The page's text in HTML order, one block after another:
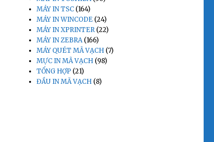
MÁY IN TSC (164)
MÁY IN WINCODE (24)
MÁY IN XPRINTER(22)
MÁY IN ZEBRA(166)
MÁY QUÉT MÃ VẠCH (7)
MỰC IN MÃ VẠCH (98)
TỔNG HỢP (21)
ĐẦU IN MÃ VẠCH (8)